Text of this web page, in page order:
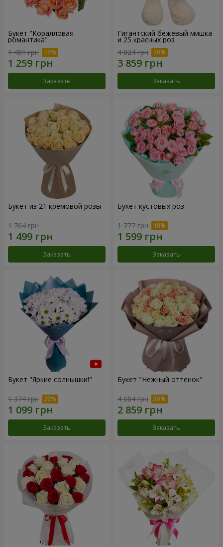
Букет "Коралловая
романтика"
1 481 грн
Заказать
Гигантский бежевый мишка
и 25 красных роз
4 824 грн
Заказать
Букет из 21 кремовой розы
1 764 грн
Заказать
Букет кустовых роз
1 777 грн
Заказать
Букет "Яркие солнышки!"
1 374 грн
Заказать
Букет "Нежный оттенок"
4 084 грн
Заказать